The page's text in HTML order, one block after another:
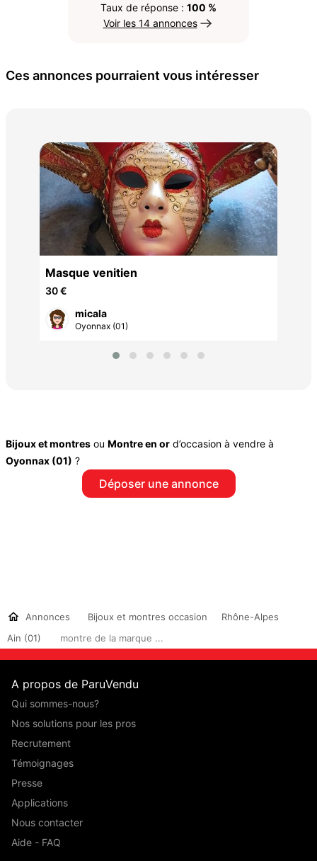
Taux de réponse : 100 %
Voir les 14 annonces
Ces annonces pourraient vous intéresser
Masque venitien
30 €
micala
Oyonnax (01)
Bijoux et montres ou Montre en or d’occasion à vendre à
Oyonnax (01) ?
Déposer une annonce
Annonces Bijoux et montres occasion
Rhône-Alpes
Ain (01)
montre de la marque ...
A propos de ParuVendu
Qui sommes-nous?
Nos solutions pour les pros
Recrutement
Témoignages
Presse
Applications
Nous contacter
Aide - FAQ